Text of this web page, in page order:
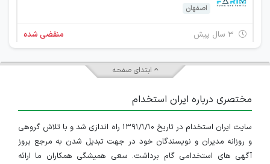
اصفهان
منقضی شده
استخدام حسابرس
۳ سال پیش منقضی شده
اصفهان
ابتدای صفحه
مختصری درباره ایران استخدام
سایت ایران استخدام در تاریخ ۱۳۹۱/۱/۱۰ راه اندازی شد و با تلاش گروهی
و روزانه مدیران و نویسندگان خود در جهت تبدیل شدن به مرجع بروز
آگهی های استخدامی گام برداشت. سعی همیشگی همکاران ما ارائه